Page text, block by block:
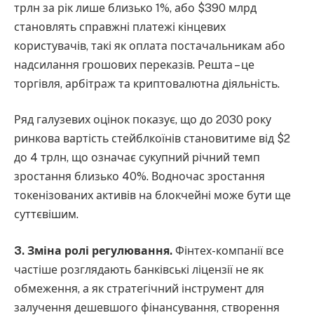
трлн за рік лише близько 1%, або $390 млрд
становлять справжні платежі кінцевих
користувачів, такі як оплата постачальникам або
надсилання грошових переказів. Решта – це
торгівля, арбітраж та криптовалютна діяльність.
Ряд галузевих оцінок показує, що до 2030 року
ринкова вартість стейблкоїнів становитиме від $2
до 4 трлн, що означає сукупний річний темп
зростання близько 40%. Водночас зростання
токенізованих активів на блокчейні може бути ще
суттєвішим.
3. Зміна ролі регулювання. Фінтех-компанії все
частіше розглядають банківські ліцензії не як
обмеження, а як стратегічний інструмент для
залучення дешевшого фінансування, створення